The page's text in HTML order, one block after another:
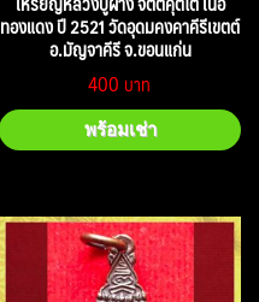
ทองแดง ปี 2521 วัดอุดมคงคาคีรีเขตต์
อ.มัญจาคีรี จ.ขอนแก่น
400
พร้อมเช่า